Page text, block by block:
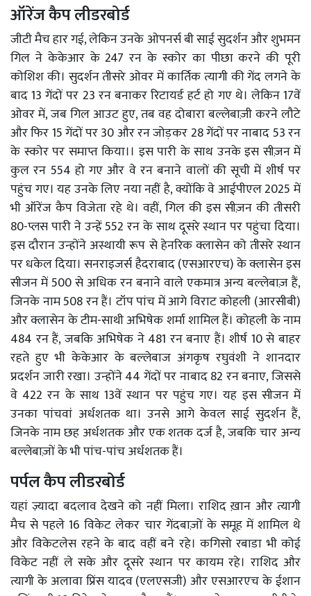
ऑरेंज कैप लीडरबोर्ड
जीटी मैच हार गई, लेकिन उनके ओपनर्स बी साई सुदर्शन और शुभमन
गिल ने केकेआर के 247 रन के स्कोर का पीछा करने की पूरी
कोशिश की। सुदर्शन तीसरे ओवर में कार्तिक त्यागी की गेंद लगने के
बाद 13 गेंदों पर 23 रन बनाकर रिटायर्ड हर्ट हो गए थे। लेकिन 17वें
ओवर में, जब गिल आउट हुए, तब वह दोबारा बल्लेबाज़ी करने लौटे
और फिर 15 गेंदों पर 30 और रन जोड़कर 28 गेंदों पर नाबाद 53 रन
के स्कोर पर समाप्त किया।। इस पारी के साथ उनके इस सीज़न में
कुल रन 554 हो गए और वे रन बनाने वालों की सूची में शीर्ष पर
पहुंच गए। यह उनके लिए नया नहीं है, क्योंकि वे आईपीएल 2025 में
भी ऑरेंज कैप विजेता रहे थे। वहीं, गिल की इस सीज़न की तीसरी
80-प्लस पारी ने उन्हें 552 रन के साथ दूसरे स्थान पर पहुंचा दिया।
इस दौरान उन्होंने अस्थायी रूप से हेनरिक क्लासेन को तीसरे स्थान
पर धकेल दिया। सनराइजर्स हैदराबाद (एसआरएच) के क्लासेन इस
सीजन में 500 से अधिक रन बनाने वाले एकमात्र अन्य बल्लेबाज़ हैं,
जिनके नाम 508 रन हैं। टॉप पांच में आगे विराट कोहली (आरसीबी)
और क्लासेन के टीम-साथी अभिषेक शर्मा शामिल हैं। कोहली के नाम
484 रन हैं, जबकि अभिषेक ने 481 रन बनाए हैं। शीर्ष 10 से बाहर
रहते हुए भी केकेआर के बल्लेबाज अंगकृष रघुवंशी ने शानदार
प्रदर्शन जारी रखा। उन्होंने 44 गेंदों पर नाबाद 82 रन बनाए, जिससे
वे 422 रन के साथ 13वें स्थान पर पहुंच गए। यह इस सीजन में
उनका पांचवां अर्धशतक था। उनसे आगे केवल साई सुदर्शन हैं,
जिनके नाम छह अर्धशतक और एक शतक दर्ज है, जबकि चार अन्य
बल्लेबाज़ों के भी पांच-पांच अर्धशतक हैं।
पर्पल कैप लीडरबोर्ड
यहां ज़्यादा बदलाव देखने को नहीं मिला। राशिद ख़ान और त्यागी
मैच से पहले 16 विकेट लेकर चार गेंदबाज़ों के समूह में शामिल थे
और विकेटलेस रहने के बाद वहीं बने रहे। कगिसो रबाडा भी कोई
विकेट नहीं ले सके और दूसरे स्थान पर कायम रहे। राशिद और
त्यागी के अलावा प्रिंस यादव (एलएसजी) और एसआरएच के ईशान